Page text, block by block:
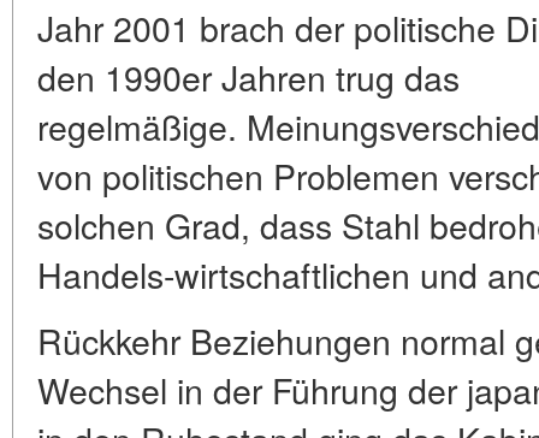
Jahr 2001 brach der politische
den 1990er Jahren trug das
regelmäßige.
von politischen Problemen
solchen Grad, dass Stahl
Handels-wirtschaftlichen und
Rückkehr Beziehungen normal
Wechsel in der Führung der